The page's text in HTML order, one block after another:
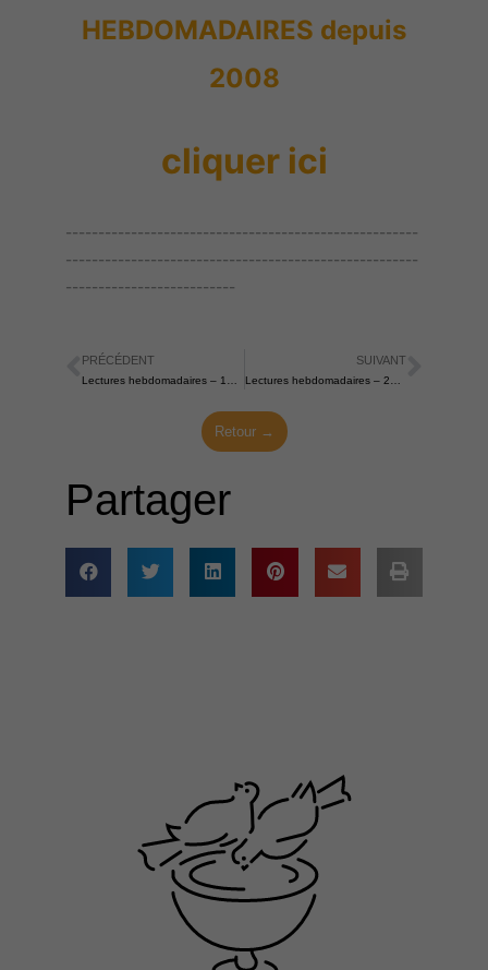
HEBDOMADAIRES depuis
2008
cliquer ici
------------------------------------------------------
------------------------------------------------------
--------------------------
Précédent
PRÉCÉDENT SUIVANT
Retour →
Partager